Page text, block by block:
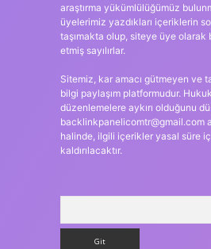
araştırma yükümlülüğümüz
üyelerimiz yazdıkları içeriklerin
taşımakta olup, siteye üye olarak
etmiş sayılırlar.
Sitemiz, kar amacı gütmeyen ve
bilgi paylaşım platformudur.
düzenlemelere aykırı olduğunu
backlinkpanelicomtr@gmail.com
halinde, ilgili içerikler yasal süre
kaldırılacaktır.